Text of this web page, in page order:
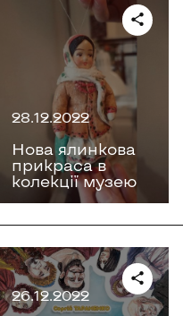
28.12.2022
Нова ялинкова
прикраса в
колекції музею
26.12.2022